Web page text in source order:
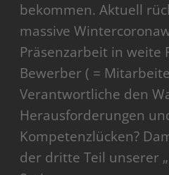
bekommen. Aktuell
massive
Präsenzarbeit in weite
Bewerber ( =
Verantwortliche den
Herausforderungen
Kompetenzlücken?
der dritte Teil unserer